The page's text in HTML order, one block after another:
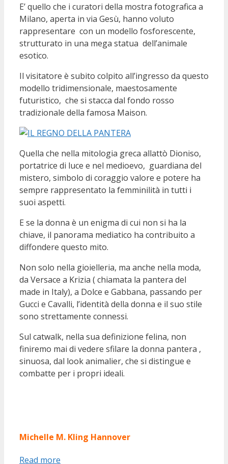
E’ quello che i curatori della mostra fotografica a
Milano, aperta in via Gesù, hanno voluto
rappresentare con un modello fosforescente,
strutturato in una mega statua dell’animale
esotico.
Il visitatore è subito colpito all’ingresso da questo
modello tridimensionale, maestosamente
futuristico, che si stacca dal fondo rosso
tradizionale della famosa Maison.
Quella che nella mitologia greca allattò Dioniso,
portatrice di luce e nel medioevo, guardiana del
mistero, simbolo di coraggio valore e potere ha
sempre rappresentato la femminilità in tutti i
suoi aspetti.
E se la donna è un enigma di cui non si ha la
chiave, il panorama mediatico ha contribuito a
diffondere questo mito.
Non solo nella gioielleria, ma anche nella moda,
da Versace a Krizia ( chiamata la pantera del
made in Italy), a Dolce e Gabbana, passando per
Gucci e Cavalli, l’identità della donna e il suo stile
sono strettamente connessi.
Sul catwalk, nella sua definizione felina, non
finiremo mai di vedere sfilare la donna pantera ,
sinuosa, dal look animalier, che si distingue e
combatte per i propri ideali.
Michelle M. Kling Hannover
Read more